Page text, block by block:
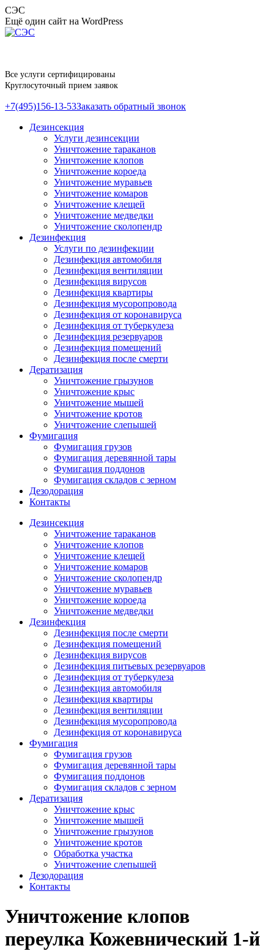
Перейти
к
содержанию
СЭС
Ещё один сайт на WordPress
Все услуги сертифицированы
Круглосуточный прием заявок
+7(495)156-13-53Заказать обратный звонок
Дезинсекция
Услуги дезинсекции
Уничтожение тараканов
Уничтожение клопов
Уничтожение короеда
Уничтожение муравьев
Уничтожение комаров
Уничтожение клещей
Уничтожение медведки
Уничтожение сколопендр
Дезинфекция
Услуги по дезинфекции
Дезинфекция автомобиля
Дезинфекция вентиляции
Дезинфекция вирусов
Дезинфекция квартиры
Дезинфекция мусоропровода
Дезинфекция от коронавируса
Дезинфекция от туберкулеза
Дезинфекция резервуаров
Дезинфекция помещений
Дезинфекция после смерти
Дератизация
Уничтожение грызунов
Уничтожение крыс
Уничтожение мышей
Уничтожение кротов
Уничтожение слепышей
Фумигация
Фумигация грузов
Фумигация деревянной тары
Фумигация поддонов
Фумигация складов с зерном
Дезодорация
Контакты
Дезинсекция
Уничтожение тараканов
Уничтожение клопов
Уничтожение клещей
Уничтожение комаров
Уничтожение сколопендр
Уничтожение муравьев
Уничтожение короеда
Уничтожение медведки
Дезинфекция
Дезинфекция после смерти
Дезинфекция помещений
Дезинфекция вирусов
Дезинфекция питьевых резервуаров
Дезинфекция от туберкулеза
Дезинфекция автомобиля
Дезинфекция квартиры
Дезинфекция вентиляции
Дезинфекция мусоропровода
Дезинфекция от коронавируса
Фумигация
Фумигация грузов
Фумигация деревянной тары
Фумигация поддонов
Фумигация складов с зерном
Дератизация
Уничтожение крыс
Уничтожение мышей
Уничтожение грызунов
Уничтожение кротов
Обработка участка
Уничтожение слепышей
Дезодорация
Контакты
Уничтожение клопов
переулка Кожевнический 1-й